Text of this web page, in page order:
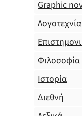
Graphic
Λογοτεχνία
Φιλοσοφία
Ιστορία
Διεθνή